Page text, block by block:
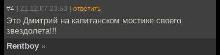
#4 | 21.12.07 23:53 | ответить
Это Дмитрий на капитанском мостике своего
звездолета!!!
Rentboy »